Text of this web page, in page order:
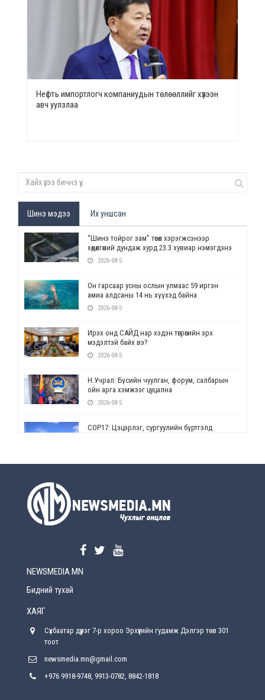
Нефть импортлогч компаниудын төлөөллийг хүлээн
авч уулзлаа
Шинэ мэдээ Их уншсан
“Шинэ тойрог зам” төсөл хэрэгжсэнээр
хөдөлгөөний дундаж хурд 23.3 хувиар нэмэгдэнэ
2026-08-5
Он гарсаар усны ослын улмаас 59 иргэн
амиа алдсаны 14 нь хүүхэд байна
2026-08-5
Ирэх онд САЙД нар хэдэн төгрөгийн эрх
мэдэлтэй байх вэ?
2026-08-5
Н.Учрал: Бүсийн чуулган, форум, салбарын
ойн арга хэмжээг цуцална
2026-08-5
СОР17: Цэцэрлэг, сургуулийн бүртгэлд
2026-08-5
2026-08-5
хүрсэн өгөөжөөрөө ажлаа үнэлж, хэрэгжилтээ
Улсын онцгой комисс өвөлжилтийн бэлтгэл,
NEWSMEDIA.MN
Бидний тухай
ХАЯГ
Сүхбаатар дүүрэг 7-р хороо Эрхүүгийн гудамж Дэлгэр төв 301
тоот
newsmedia.mn@gmail.com
+976 9918-9748, 9913-0782, 8842-1818